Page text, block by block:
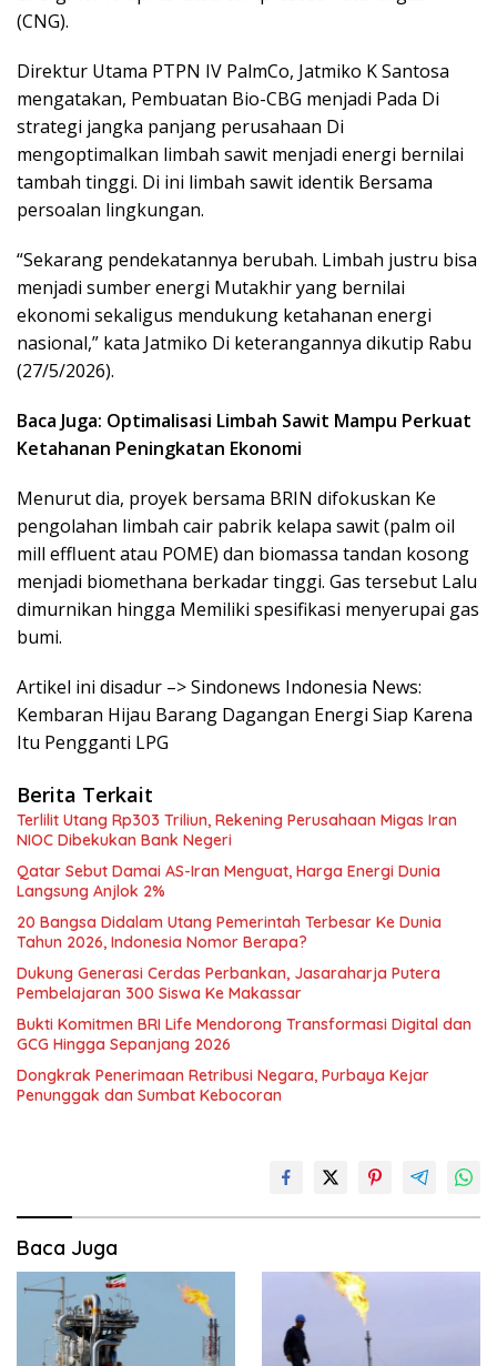
(CNG).
Direktur Utama PTPN IV PalmCo, Jatmiko K Santosa
mengatakan, Pembuatan Bio-CBG menjadi Pada Di
strategi jangka panjang perusahaan Di
mengoptimalkan limbah sawit menjadi energi bernilai
tambah tinggi. Di ini limbah sawit identik Bersama
persoalan lingkungan.
“Sekarang pendekatannya berubah. Limbah justru bisa
menjadi sumber energi Mutakhir yang bernilai
ekonomi sekaligus mendukung ketahanan energi
nasional,” kata Jatmiko Di keterangannya dikutip Rabu
(27/5/2026).
Baca Juga: Optimalisasi Limbah Sawit Mampu Perkuat
Ketahanan Peningkatan Ekonomi
Menurut dia, proyek bersama BRIN difokuskan Ke
pengolahan limbah cair pabrik kelapa sawit (palm oil
mill effluent atau POME) dan biomassa tandan kosong
menjadi biomethana berkadar tinggi. Gas tersebut Lalu
dimurnikan hingga Memiliki spesifikasi menyerupai gas
bumi.
Artikel ini disadur –> Sindonews Indonesia News:
Kembaran Hijau Barang Dagangan Energi Siap Karena
Itu Pengganti LPG
Berita Terkait
Terlilit Utang Rp303 Triliun, Rekening Perusahaan Migas Iran
NIOC Dibekukan Bank Negeri
Qatar Sebut Damai AS-Iran Menguat, Harga Energi Dunia
Langsung Anjlok 2%
20 Bangsa Didalam Utang Pemerintah Terbesar Ke Dunia
Tahun 2026, Indonesia Nomor Berapa?
Dukung Generasi Cerdas Perbankan, Jasaraharja Putera
Pembelajaran 300 Siswa Ke Makassar
Bukti Komitmen BRI Life Mendorong Transformasi Digital dan
GCG Hingga Sepanjang 2026
Dongkrak Penerimaan Retribusi Negara, Purbaya Kejar
Penunggak dan Sumbat Kebocoran
Baca Juga